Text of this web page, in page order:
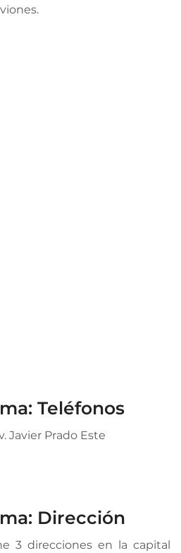
Teléfonos
Javier Prado Este
Dirección
3 direcciones en la capital